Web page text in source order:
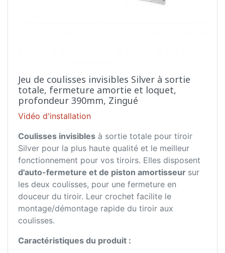
Jeu de coulisses invisibles Silver à sortie
totale, fermeture amortie et loquet,
profondeur 390mm, Zingué
Vidéo d'installation
Coulisses invisibles à sortie totale pour tiroir
Silver pour la plus haute qualité et le meilleur
fonctionnement pour vos tiroirs. Elles disposent
d'auto-fermeture et de piston amortisseur sur
les deux coulisses, pour une fermeture en
douceur du tiroir. Leur crochet facilite le
montage/démontage rapide du tiroir aux
coulisses.
Caractéristiques du produit :